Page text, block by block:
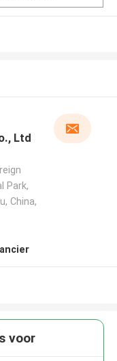
Ltd
Park,
China,
voor